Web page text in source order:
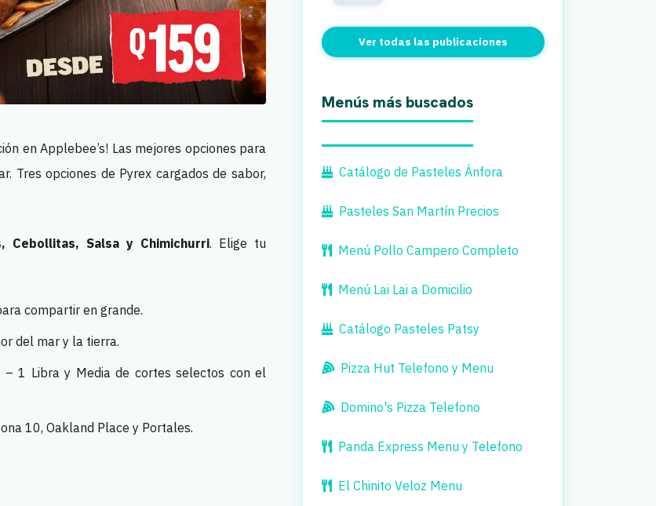
en Applebee’s! Las mejores opciones para
Tres opciones de Pyrex cargados de sabor,
Cebollitas, Salsa y Chimichurri. Elige tu
compartir en grande.
del mar y la tierra.
– 1 Libra y Media de cortes selectos con el
10, Oakland Place y Portales.
Ver todas las publicaciones
Menús más buscados
Catálogo de Pasteles Ánfora
Pasteles San Martín Precios
Menú Pollo Campero Completo
Menú Lai Lai a Domicilio
Catálogo Pasteles Patsy
Pizza Hut Telefono y Menu
Domino's Pizza Telefono
Panda Express Menu y Telefono
El Chinito Veloz Menu